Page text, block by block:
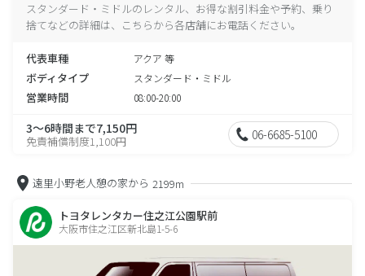
スタンダード・ミドルのレンタル、お得な割引料金や予約、乗り
捨てなどの詳細は、こちらから各店舗にお電話ください。
代表車種 アクア 等
ボディタイプ スタンダード・ミドル
営業時間 08:00-20:00
3～6時間まで7,150円
免責補償制度1,100円 06-6685-5100
遠里小野老人憩の家から 2199m
トヨタレンタカー住之江公園駅前
大阪市住之江区新北島1-5-6